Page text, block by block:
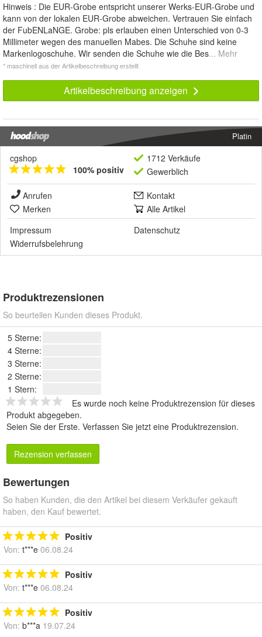
Hinweis : Die EUR-Grobe entspricht unserer Werks-EUR-Grobe und
kann von der lokalen EUR-Grobe abweichen. Vertrauen Sie einfach
der FubENLaNGE. Grobe: pls erlauben einen Unterschied von 0-3
Millimeter wegen des manuellen Mabes. Die Schuhe sind keine
Markenlogoschuhe. Wir senden die Schuhe wie die Bes... Mehr
* maschinell aus der Artikelbeschreibung erstellt
Artikelbeschreibung anzeigen
Platin
cgshop
100% positiv
1712 Verkäufe
Gewerblich
Anrufen
Kontakt
Merken
Alle Artikel
Impressum
Datenschutz
Widerrufsbelehrung
Produktrezensionen
So beurteilen Kunden dieses Produkt.
5 Sterne:
4 Sterne:
3 Sterne:
2 Sterne:
1 Stern:
Es wurde noch keine Produktrezension für dieses
Produkt abgegeben.
Seien Sie der Erste. Verfassen Sie jetzt eine Produktrezension.
Rezension verfassen
Bewertungen
So haben Kunden, die den Artikel bei diesem Verkäufer gekauft
haben, den Kauf bewertet.
Positiv
Von: t***e 06.08.24
Positiv
Von: t***e 06.08.24
Positiv
Von: b***a 19.07.24